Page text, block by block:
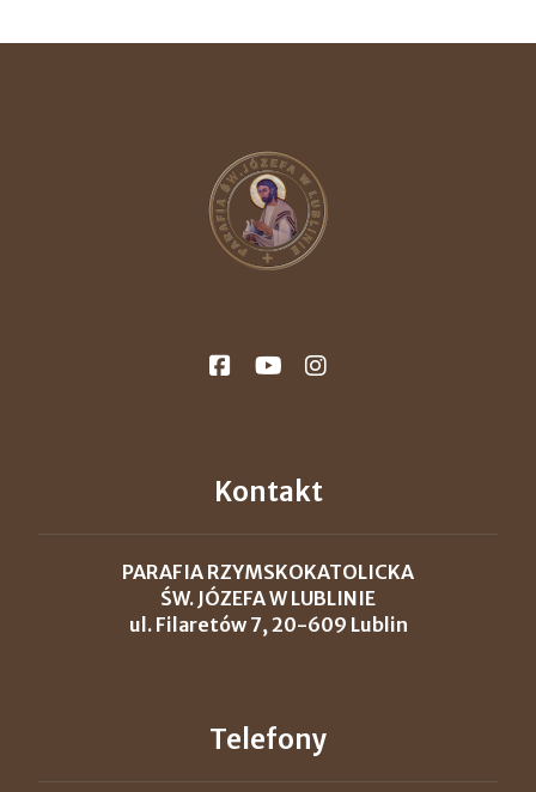
Kontakt
PARAFIA RZYMSKOKATOLICKA
ŚW. JÓZEFA W LUBLINIE
ul. Filaretów 7, 20-609 Lublin
Telefony